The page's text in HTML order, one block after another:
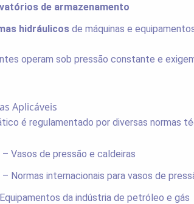
de armazenamento
hidráulicos de máquinas e
operam sob pressão constante e
Aplicáveis
é regulamentado por diversas normas
– Vasos de pressão e caldeiras
– Normas internacionais para vasos de
da indústria de petróleo e gás